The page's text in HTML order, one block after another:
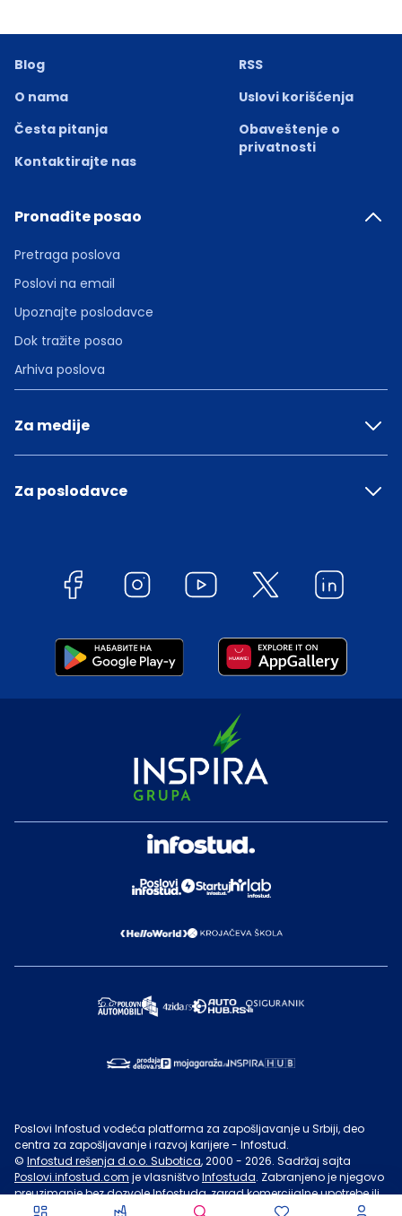
Blog
O nama
Česta pitanja
Kontaktirajte nas
RSS
Uslovi korišćenja
Obaveštenje o
privatnosti
Pronađite posao
Pretraga poslova
Poslovi na email
Upoznajte poslodavce
Dok tražite posao
Arhiva poslova
Za medije
Za poslodavce
Poslovi Infostud vodeća platforma za zapošljavanje u Srbiji, deo
centra za zapošljavanje i razvoj karijere - Infostud.
© Infostud rešenja d.o.o. Subotica, 2000 - 2026. Sadržaj sajta
Poslovi.infostud.com je vlasništvoInfostuda. Zabranjeno je njegovo
preuzimanje bez dozvoleInfostuda, zarad komercijalne upotrebe ili
u druge svrhe, osim za lične potrebe posetilaca sajta.